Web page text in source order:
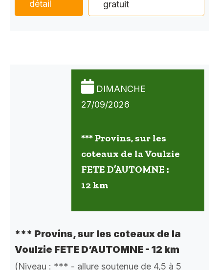
détail
gratuit
DIMANCHE
27/09/2026
*** Provins, sur les
coteaux de la Voulzie
FETE D’AUTOMNE :
12 km
*** Provins, sur les coteaux de la
Voulzie FETE D’AUTOMNE - 12 km
(Niveau : *** - allure soutenue de 4,5 à 5